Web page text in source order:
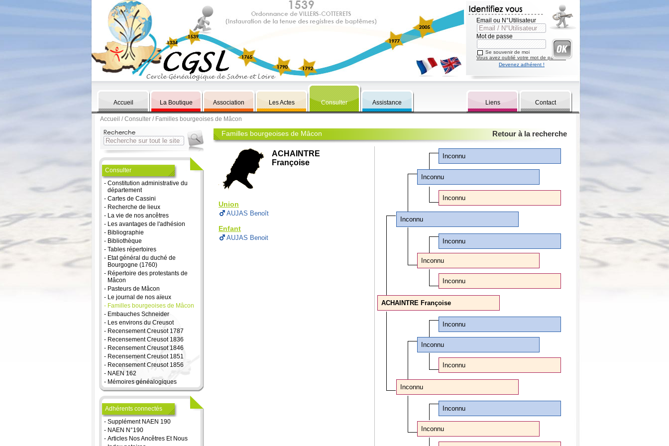
Email ou N°Utilisateur
Mot de passe
Se souvenir de moi
Vous avez oublié votre mot de passe ?
Devenez adhérent !
Accueil La Boutique Association Les Actes Consulter Assistance Liens Contact
Accueil /Consulter / Familles bourgeoises de Mâcon
Consulter
- Constitution administrative du
département
- Cartes de Cassini
- Recherche de lieux
- La vie de nos ancêtres
- Les avantages de l'adhésion
- Bibliographie
- Bibliothèque
- Tables répertoires
- Etat général du duché de
Bourgogne (1760)
- Répertoire des protestants de
Mâcon
- Pasteurs de Mâcon
- Le journal de nos aïeux
- Familles bourgeoises de Mâcon
- Embauches Schneider
- Les environs du Creusot
- Recensement Creusot 1787
- Recensement Creusot 1836
- Recensement Creusot 1846
- Recensement Creusot 1851
- Recensement Creusot 1856
- NAEN 162
- Mémoires généalogiques
Adhérents connectés
- Supplément NAEN 190
- NAEN N°190
- Articles Nos Ancêtres Et Nous
Familles bourgeoises de Mâcon Retour à la recherche
ACHAINTRE
Françoise
Union
AUJAS Benoît
Enfant
AUJAS Benoit
ACHAINTRE Françoise
Inconnu
Inconnu
Inconnu
Inconnu
Inconnu
Inconnu
Inconnu
Inconnu
Inconnu
Inconnu
Inconnu
Inconnu
Inconnu